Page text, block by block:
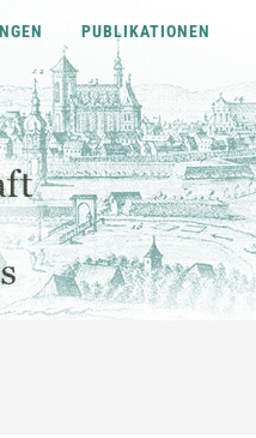
PUBLIKATIONEN